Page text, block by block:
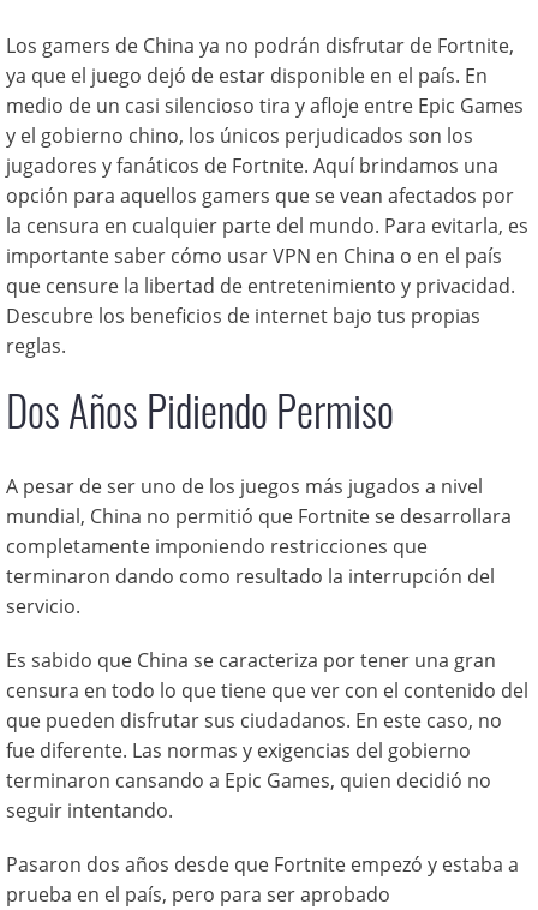
Los gamers de China ya no podrán disfrutar de Fortnite,
ya que el juego dejó de estar disponible en el país. En
medio de un casi silencioso tira y afloje entre Epic Games
y el gobierno chino, los únicos perjudicados son los
jugadores y fanáticos de Fortnite. Aquí brindamos una
opción para aquellos gamers que se vean afectados por
la censura en cualquier parte del mundo. Para evitarla, es
importante saber cómo usar VPN en China o en el país
que censure la libertad de entretenimiento y privacidad.
Descubre los beneficios de internet bajo tus propias
reglas.
Dos Años Pidiendo Permiso
A pesar de ser uno de los juegos más jugados a nivel
mundial, China no permitió que Fortnite se desarrollara
completamente imponiendo restricciones que
terminaron dando como resultado la interrupción del
servicio.
Es sabido que China se caracteriza por tener una gran
censura en todo lo que tiene que ver con el contenido del
que pueden disfrutar sus ciudadanos. En este caso, no
fue diferente. Las normas y exigencias del gobierno
terminaron cansando a Epic Games, quien decidió no
seguir intentando.
Pasaron dos años desde que Fortnite empezó y estaba a
prueba en el país, pero para ser aprobado